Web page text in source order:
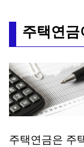
주택연금
주택연금은 주